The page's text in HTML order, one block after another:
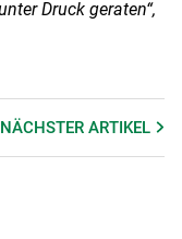
Druck geraten“,
NÄCHSTERARTIKEL